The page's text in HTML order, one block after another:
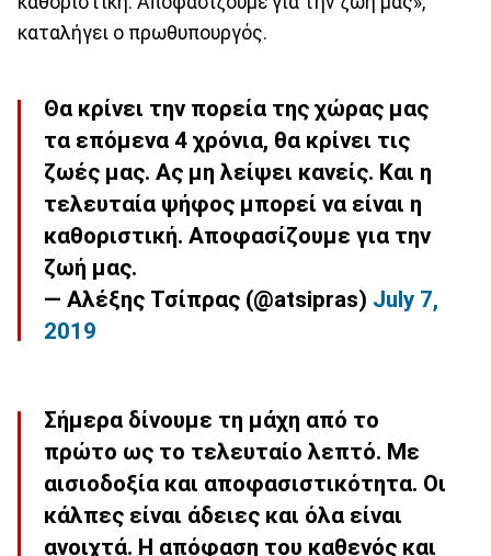
καταλήγει ο πρωθυπουργός.
Θα κρίνει την πορεία της χώρας μας
τα επόμενα 4 χρόνια, θα κρίνει τις
ζωές μας. Ας μη λείψει κανείς. Και η
τελευταία ψήφος μπορεί να είναι η
καθοριστική. Αποφασίζουμε για την
ζωή μας.
— Αλέξης Τσίπρας (@atsipras) July 7,
2019
Σήμερα δίνουμε τη μάχη από το
πρώτο ως το τελευταίο λεπτό. Με
αισιοδοξία και αποφασιστικότητα. Οι
κάλπες είναι άδειες και όλα είναι
ανοιχτά. Η απόφαση του καθενός και